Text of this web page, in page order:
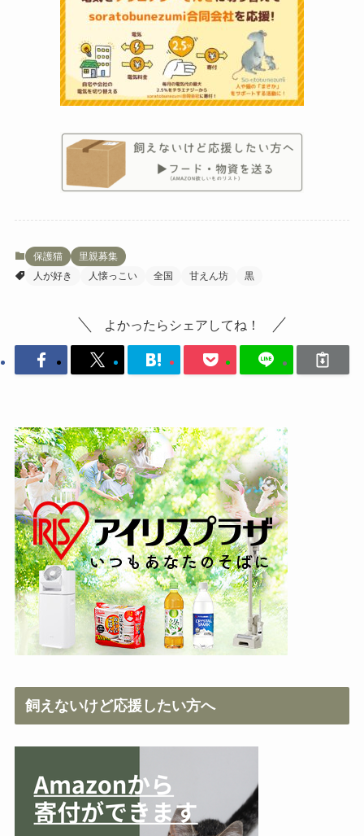
保護猫
里親募集
人が好き
人懐っこい 全国 甘えん坊 黒
よかったらシェアしてね！
飼えないけど応援したい方へ